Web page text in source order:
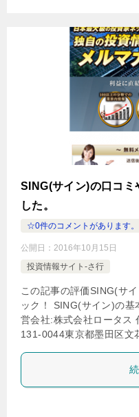
SING(サイン)の口コミ
した。
☆0件のコメントがあります。
公開日： 2016年10月15日
投資情報サイト-さ行
この記事の評価SING(サ
ック！ SING(サイン)の
営会社:株式会社ロータス
131-0044東京都墨田区